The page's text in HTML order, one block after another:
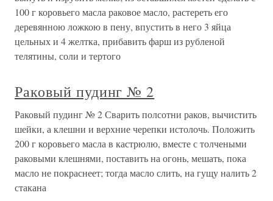
100 г коровьего масла раковое масло, растереть его
деревянною ложкою в пену, впустить в него 3 яйца
цельных и 4 желтка, прибавить фарш из рубленой
телятины, соли и тертого
Раковый пудинг № 2
Раковый пудинг № 2 Сварить полсотни раков, вычистить
шейки, а клешни и верхние черепки истолочь. Положить
200 г коровьего масла в кастрюлю, вместе с толчеными
раковыми клешнями, поставить на огонь, мешать, пока
масло не покраснеет; тогда масло слить, на гущу налить 2
стакана